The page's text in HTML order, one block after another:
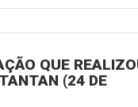
QUE
(24 DE